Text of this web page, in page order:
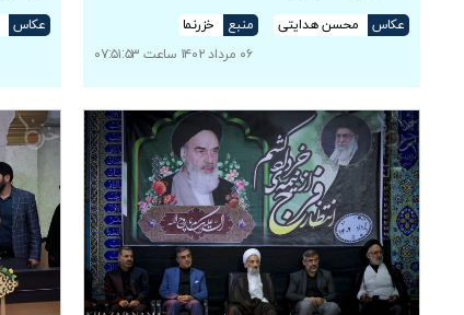
عکاس محسن هدایتی منبع
خزرنما
۰۶ مرداد ۱۴۰۲ ساعت ۰۷:۵۱:۵۳
عکاس